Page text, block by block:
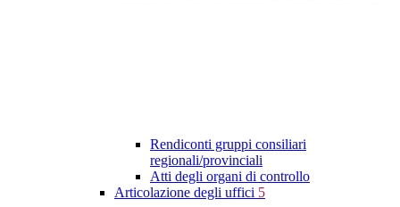
Rendiconti gruppi consiliari
regionali/provinciali
Atti degli organi di controllo
Articolazione degli uffici 5